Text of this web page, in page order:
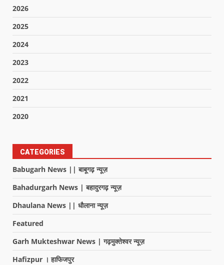
2026
2025
2024
2023
2022
2021
2020
CATEGORIES
Babugarh News || बाबूगढ़ न्यूज़
Bahadurgarh News | बहादुरगढ़ न्यूज़
Dhaulana News || धौलाना न्यूज़
Featured
Garh Mukteshwar News | गढ़मुक्तेश्वर न्यूज़
Hafizpur । हाफिजपुर